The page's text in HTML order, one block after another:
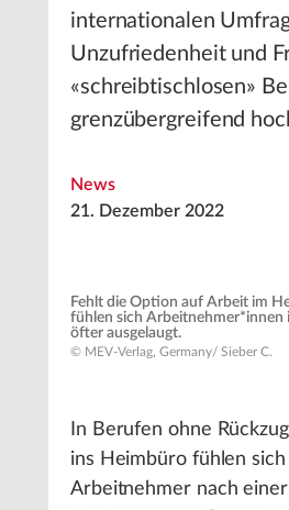
internationalen
Unzufriedenheit und
«schreibtischlosen»
grenzübergreifend
News
21. Dezember 2022
Fehlt die Option auf Arbeit im
fühlen sich Arbeitnehmer*innen
öfter ausgelaugt.
© MEV-Verlag, Germany/ Sieber C.
In Berufen ohne
ins Heimbüro fühlen sich
Arbeitnehmer nach